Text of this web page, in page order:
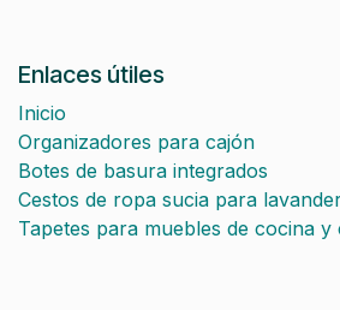
Enlaces útiles
Inicio
Organizadores para cajón
Botes de basura integrados
Cestos de ropa sucia para
Tapetes para muebles de cocina y